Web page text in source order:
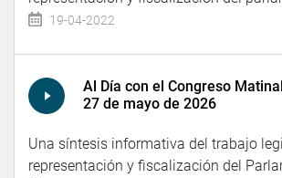
19-04-2022
Al Día con el Congreso
27 de mayo de 2026
Una síntesis informativa del trabajo
representación y fiscalización del